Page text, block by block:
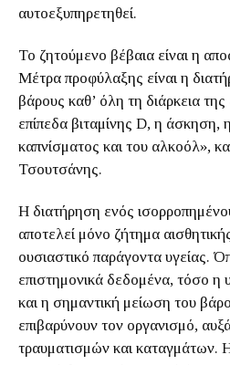
αυτοεξυπηρετηθεί.
Το ζητούμενο βέβαια είναι η
Μέτρα προφύλαξης είναι η
βάρους καθ’ όλη τη διάρκεια
επίπεδα βιταμίνης D, η άσκηση,
καπνίσματος και του αλκοόλ»,
Τσουτσάνης.
Η διατήρηση ενός
αποτελεί μόνο ζήτημα
ουσιαστικό παράγοντα υγείας.
επιστημονικά δεδομένα, τόσο η
και η σημαντική μείωση του
επιβαρύνουν τον οργανισμό,
τραυματισμών και